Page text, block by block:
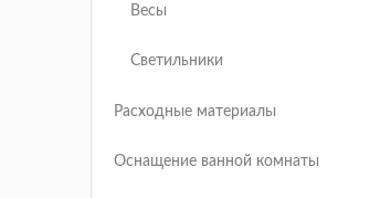
Весы
Светильники
Расходные материалы
Оснащение ванной комнаты